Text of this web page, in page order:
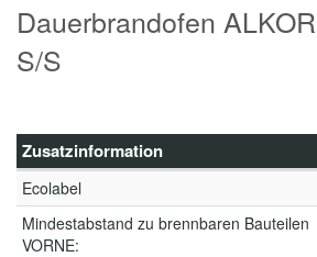
Dauerbrandofen
S/S
Zusatzinformation
Ecolabel
Mindestabstand zu brennbaren Bauteilen
VORNE: